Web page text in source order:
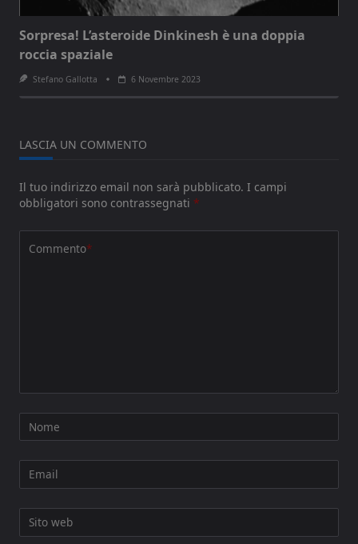
Sorpresa! L’asteroide Dinkinesh è una doppia
roccia spaziale
Stefano Gallotta 6 Novembre 2023
LASCIA UN COMMENTO
Il tuo indirizzo email non sarà pubblicato. I campi
obbligatori sono contrassegnati *
Commento*
Nome
Email
Sito web